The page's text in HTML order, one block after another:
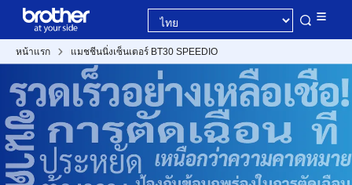
หน้าแรก แมชชีนนิ่งเซ็นเตอร์ BT30 SPEEDIO